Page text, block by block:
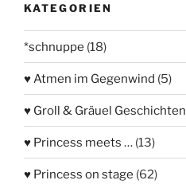
KATEGORIEN
*schnuppe (18)
♥ Atmen im Gegenwind (5)
♥ Groll & Gräuel Geschichten
♥ Princess meets … (13)
♥ Princess on stage (62)